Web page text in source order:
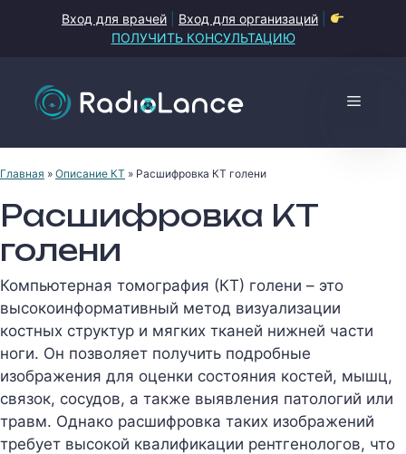
Вход для врачей Вход для организаций
ПОЛУЧИТЬ КОНСУЛЬТАЦИЮ
Меню
Главная » Описание КТ » Расшифровка КТ голени
Расшифровка КТ
голени
Компьютерная томография (КТ) голени – это
высокоинформативный метод визуализации
костных структур и мягких тканей нижней части
ноги. Он позволяет получить подробные
изображения для оценки состояния костей, мышц,
связок, сосудов, а также выявления патологий или
травм. Однако расшифровка таких изображений
требует высокой квалификации рентгенологов, что